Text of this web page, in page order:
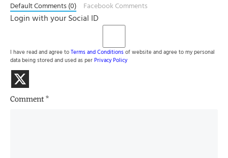
Default Comments (0) Facebook Comments
Login with your Social ID
I have read and agree toTerms and Conditionsof website and agree to my personal
data being stored and used as perPrivacy Policy
Comment*